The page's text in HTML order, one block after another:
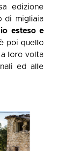
edizione
di migliaia
esteso e
poi quello
loro volta
ed alle